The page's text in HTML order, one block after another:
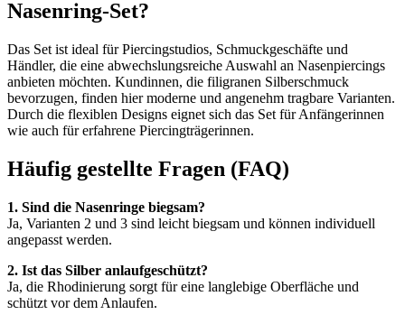
Nasenring-Set?
Das Set ist ideal für Piercingstudios, Schmuckgeschäfte und
Händler, die eine abwechslungsreiche Auswahl an Nasenpiercings
anbieten möchten. Kundinnen, die filigranen Silberschmuck
bevorzugen, finden hier moderne und angenehm tragbare Varianten.
Durch die flexiblen Designs eignet sich das Set für Anfängerinnen
wie auch für erfahrene Piercingträgerinnen.
Häufig gestellte Fragen (FAQ)
1. Sind die Nasenringe biegsam?
Ja, Varianten 2 und 3 sind leicht biegsam und können individuell
angepasst werden.
2. Ist das Silber anlaufgeschützt?
Ja, die Rhodinierung sorgt für eine langlebige Oberfläche und
schützt vor dem Anlaufen.